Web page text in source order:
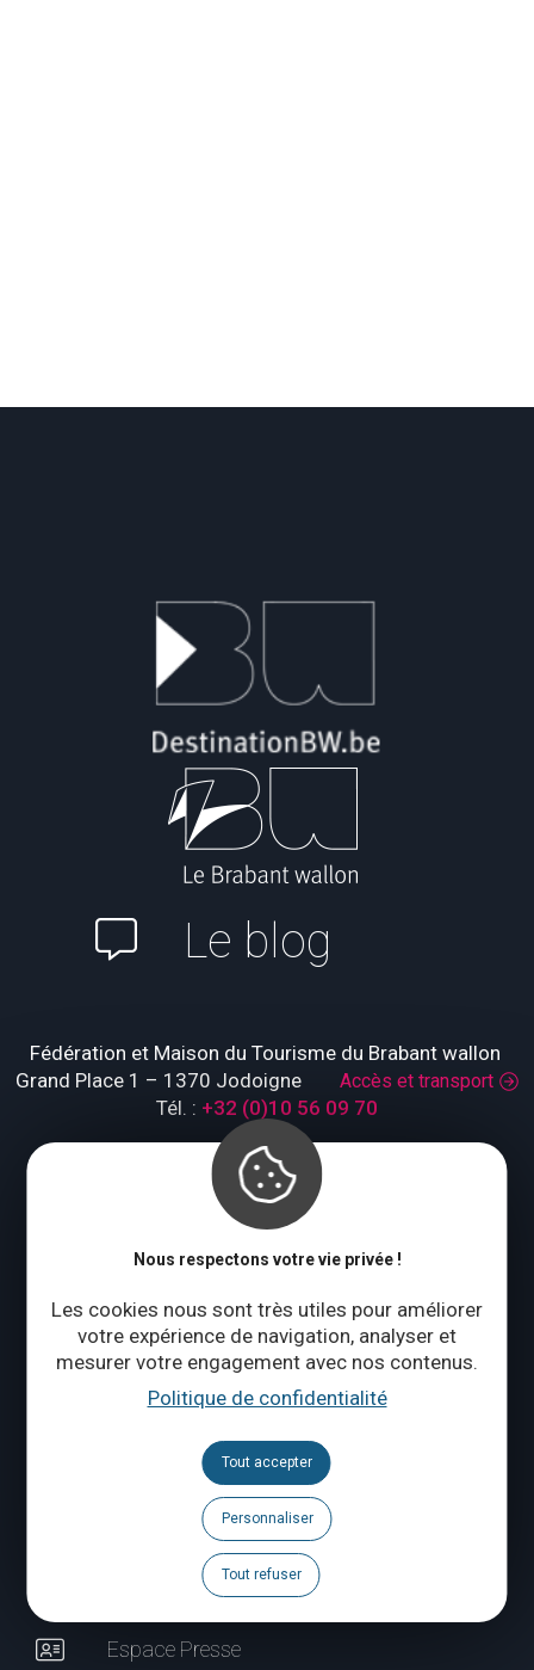
Nous respectons votre vie privée !
Les cookies nous sont très utiles pour améliorer
votre expérience de navigation, analyser et
mesurer votre engagement avec nos contenus.
Politique de confidentialité
Tout accepter
Personnaliser
Tout refuser
Le blog
Fédération et Maison du Tourisme du Brabant wallon
Grand Place 1 – 1370 Jodoigne Accès et transport
Tél. : +32 (0)10 56 09 70
Lundi : fermé
Mardi à jeudi : 09:00 – 17:00
Vendredi à dimanche : 10:00 – 18:00
Qui sommes-nous ?
CONTACTEZ-NOUS
Suivez-nous
Espace Pro
Espace Presse